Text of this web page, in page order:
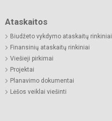
Ataskaitos
Biudžeto vykdymo ataskaitų rinkiniai
Finansinių ataskaitų rinkiniai
Viešieji pirkimai
Projektai
Planavimo dokumentai
Lėšos veiklai viešinti